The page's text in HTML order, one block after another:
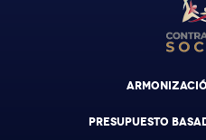
PRESUPUESTO